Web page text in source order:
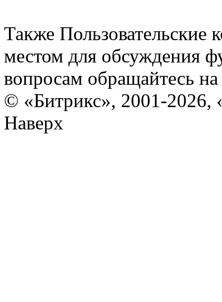
Также Пользовательские
местом для обсуждения
вопросам обращайтесь
© «Битрикс», 2001-2026,
Наверх